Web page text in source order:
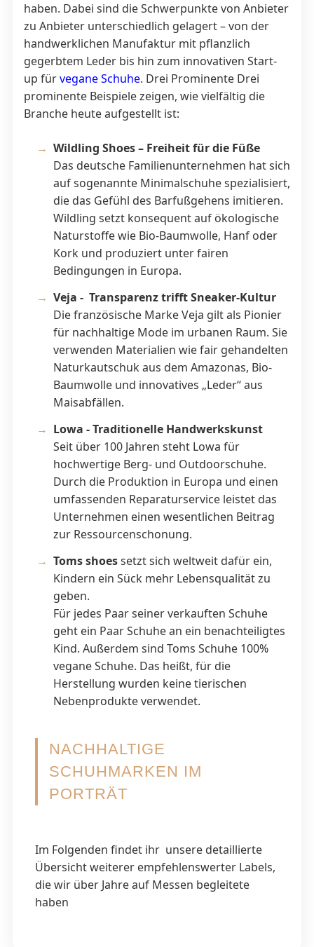
haben. Dabei sind die Schwerpunkte von Anbieter
zu Anbieter unterschiedlich gelagert – von der
handwerklichen Manufaktur mit pflanzlich
gegerbtem Leder bis hin zum innovativen Start-
up fürvegane Schuhe. Drei Prominente Drei
prominente Beispiele zeigen, wie vielfältig die
Branche heute aufgestellt ist:
Wildling Shoes – Freiheit für die Füße
Das deutsche Familienunternehmen hat sich
auf sogenannte Minimalschuhe spezialisiert,
die das Gefühl des Barfußgehens imitieren.
Wildling setzt konsequent auf ökologische
Naturstoffe wie Bio-Baumwolle, Hanf oder
Kork und produziert unter fairen
Bedingungen in Europa.
Veja - Transparenz trifft Sneaker-Kultur
Die französische Marke Veja gilt als Pionier
für nachhaltige Mode im urbanen Raum. Sie
verwenden Materialien wie fair gehandelten
Naturkautschuk aus dem Amazonas, Bio-
Baumwolle und innovatives „Leder“ aus
Maisabfällen.
Lowa - Traditionelle Handwerkskunst
Seit über 100 Jahren steht Lowa für
hochwertige Berg- und Outdoorschuhe.
Durch die Produktion in Europa und einen
umfassenden Reparaturservice leistet das
Unternehmen einen wesentlichen Beitrag
zur Ressourcenschonung.
Toms shoessetzt sich weltweit dafür ein,
Kindern ein Sück mehr Lebensqualität zu
geben.
Für jedes Paar seiner verkauften Schuhe
geht ein Paar Schuhe an ein benachteiligtes
Kind. Außerdem sind Toms Schuhe 100%
vegane Schuhe. Das heißt, für die
Herstellung wurden keine tierischen
Nebenprodukte verwendet.
NACHHALTIGE
SCHUHMARKEN IM
PORTRÄT
Im Folgenden findet ihr unsere detaillierte
Übersicht weiterer empfehlenswerter Labels,
die wir über Jahre auf Messen begleitete
haben